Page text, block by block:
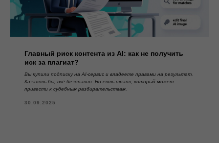
Главный риск контента из AI: как не получить
иск за плагиат?
Вы купили подписку на AI-сервис и владеете правами на результат.
Казалось бы, всё безопасно. Но есть нюанс, который может
привести к судебным разбирательствам.
30.09.2025